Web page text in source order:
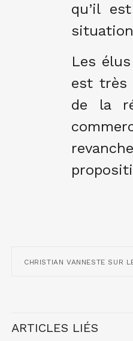
qu’il
Les
est très
de la
CHRISTIAN VANNESTE SUR
ARTICLES LIÉS